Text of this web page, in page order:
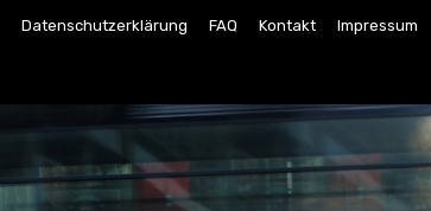
Datenschutzerklärung FAQ Kontakt Impressum